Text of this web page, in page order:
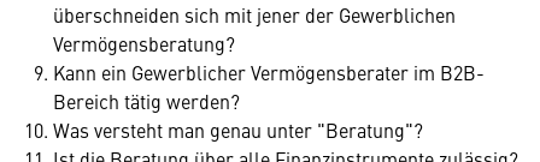
überschneiden sich mit jener der Gewerblichen
Vermögensberatung?
Kann ein Gewerblicher Vermögensberater im B2B-
Bereich tätig werden?
Was versteht man genau unter "Beratung"?